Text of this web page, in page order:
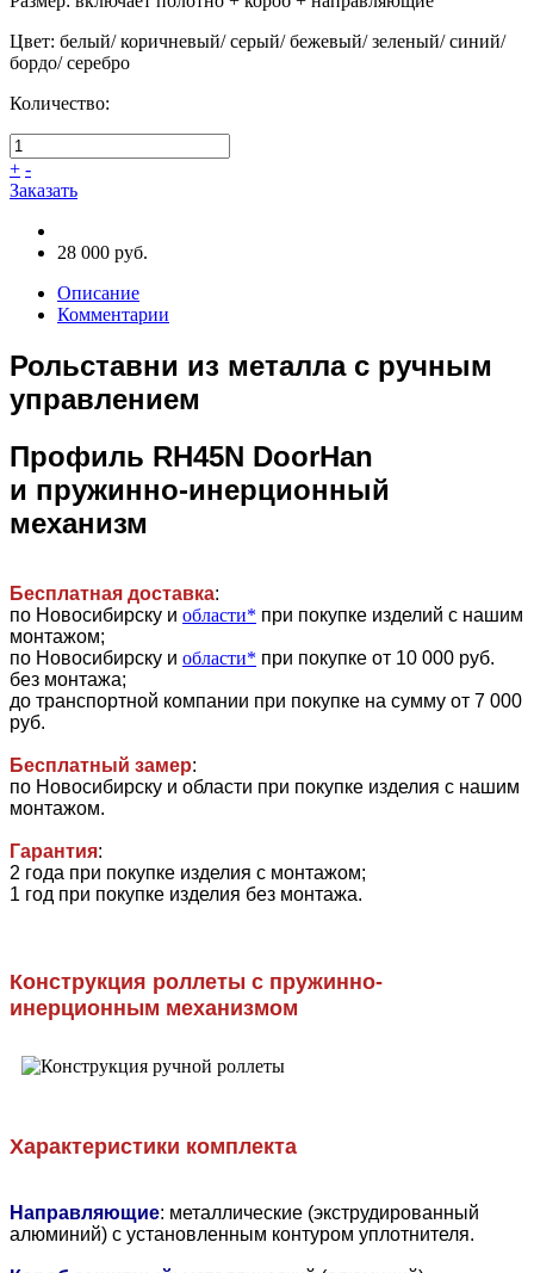
Цвет: белый/ коричневый/ серый/ бежевый/ зеленый/ синий/
бордо/ серебро
Количество:
+ -
Заказать
28 000 руб.
Описание
Комментарии
Рольставни из металла с ручным
управлением
Профиль RH45N DoorHan
и пружинно-инерционный
механизм
Бесплатная доставка:
по Новосибирску и области* при покупке изделий с нашим
монтажом;
по Новосибирску и области* при покупке от 10 000 руб.
без монтажа;
до транспортной компании при покупке на сумму от 7 000
руб.
Бесплатный замер:
по Новосибирску и области при покупке изделия с нашим
монтажом.
Гарантия:
2 года при покупке изделия с монтажом;
1 год при покупке изделия без монтажа.
Конструкция роллеты с пружинно-
инерционным механизмом
Характеристики комплекта
Направляющие: металлические (экструдированный
алюминий) с установленным контуром уплотнителя.